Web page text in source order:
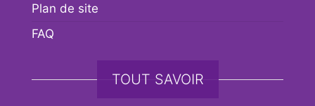
Plan de site
FAQ
TOUT SAVOIR